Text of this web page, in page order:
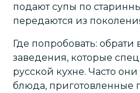
подают супы по
передаются из
Где попробовать:
заведения, которые
русской кухне. Часто
блюда, приготовленные